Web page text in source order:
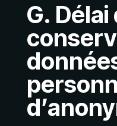
G. Délai